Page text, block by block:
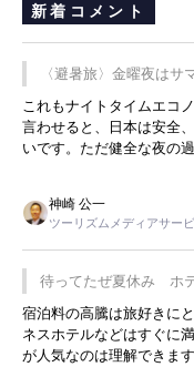
新着コメント
〈避暑旅〉金曜夜は
これもナイトタイムエコ
言わせると、日本は安全
いです。ただ健全な夜の
ような意味で、金曜夜に
限らず外国人にとっても
神崎 公一
ツーリズムメディアサー
待ってたぜ夏休み ホ
宿泊料の高騰は旅好きに
ネスホテルなどはすぐに
が人気なのは理解できま